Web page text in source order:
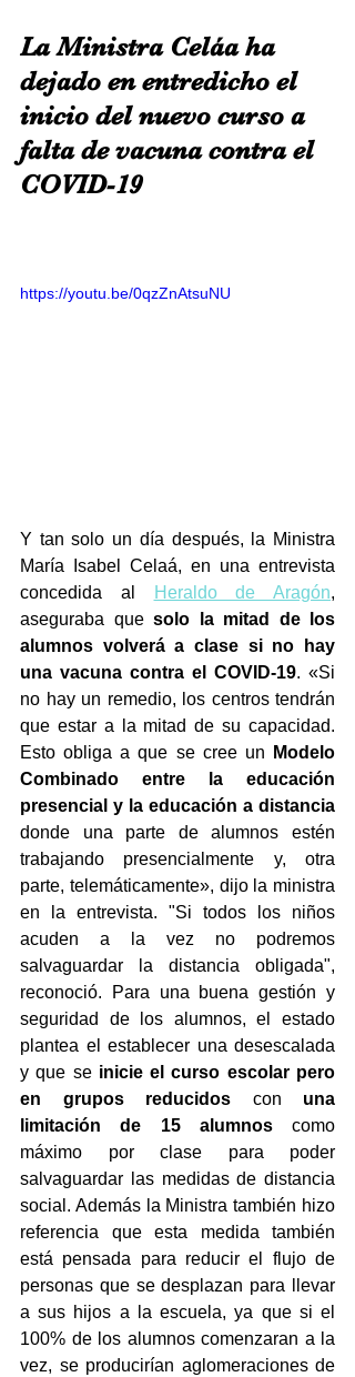
La Ministra Celáa ha
dejado en entredicho el
inicio del nuevo curso a
falta de vacuna contra el
COVID-19
https://youtu.be/0qzZnAtsuNU
Y tan solo un día después, la Ministra
María Isabel Celaá, en una entrevista
concedida al
Heraldo de Aragón,
aseguraba que solo la mitad de los
alumnos volverá a clase si no hay
una vacuna contra el COVID-19. «Si
no hay un remedio, los centros tendrán
que estar a la mitad de su capacidad.
Esto obliga a que se cree un
Modelo
Combinado entre la educación
presencial y la educación a distancia
donde una parte de alumnos estén
trabajando presencialmente y, otra
parte, telemáticamente», dijo la ministra
en la entrevista. "Si todos los niños
acuden a la vez no podremos
salvaguardar la distancia obligada",
reconoció. Para una buena gestión y
seguridad de los alumnos, el estado
plantea el establecer una desescalada
y que se inicie el curso escolar pero
en grupos reducidos con una
limitación de 15 alumnos como
máximo por clase para poder
salvaguardar las medidas de distancia
social. Además la Ministra también hizo
referencia que esta medida también
está pensada para reducir el flujo de
personas que se desplazan para llevar
a sus hijos a la escuela, ya que si el
100% de los alumnos comenzaran a la
vez, se producirían aglomeraciones de